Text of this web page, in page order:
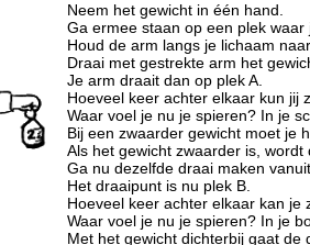
Neem het gewicht in één hand.
Ga ermee staan op een plek
Houd de arm langs je lichaam
Draai met gestrekte arm het
Je arm draait dan op plek A.
Hoeveel keer achter elkaar kun jij
Waar voel je nu je spieren? In je
Bij een zwaarder gewicht moet je
Als het gewicht zwaarder is,
Ga nu dezelfde draai maken
Het draaipunt is nu plek B.
Hoeveel keer achter elkaar kan
Waar voel je nu je spieren? In je
Met het gewicht dichterbij gaat de